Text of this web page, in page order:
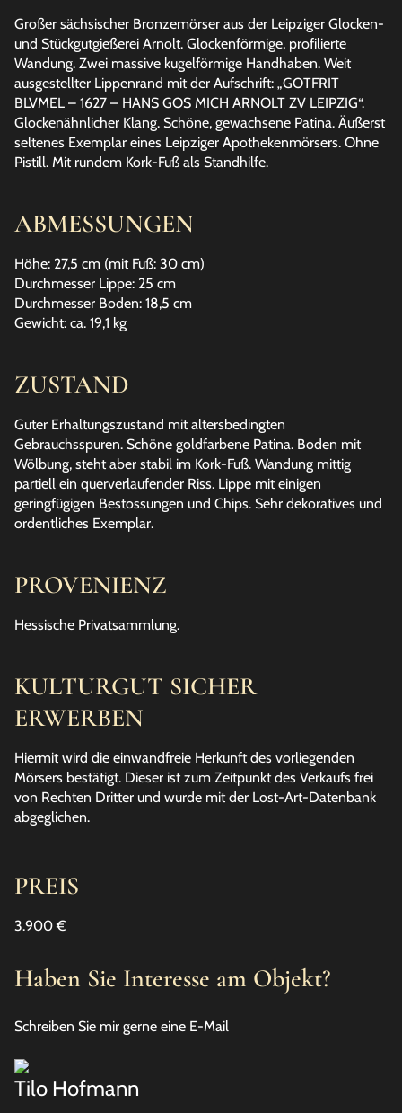
Großer sächsischer Bronzemörser aus der Leipziger Glocken-
und Stückgutgießerei Arnolt. Glockenförmige, profilierte
Wandung. Zwei massive kugelförmige Handhaben. Weit
ausgestellter Lippenrand mit der Aufschrift: „GOTFRIT
BLVMEL – 1627 – HANS GOS MICH ARNOLT ZV LEIPZIG“.
Glockenähnlicher Klang. Schöne, gewachsene Patina. Äußerst
seltenes Exemplar eines Leipziger Apothekenmörsers. Ohne
Pistill. Mit rundem Kork-Fuß als Standhilfe.
ABMESSUNGEN
Höhe: 27,5 cm (mit Fuß: 30 cm)
Durchmesser Lippe: 25 cm
Durchmesser Boden: 18,5 cm
Gewicht: ca. 19,1 kg
ZUSTAND
Guter Erhaltungszustand mit altersbedingten
Gebrauchsspuren. Schöne goldfarbene Patina. Boden mit
Wölbung, steht aber stabil im Kork-Fuß. Wandung mittig
partiell ein querverlaufender Riss. Lippe mit einigen
geringfügigen Bestossungen und Chips. Sehr dekoratives und
ordentliches Exemplar.
PROVENIENZ
Hessische Privatsammlung.
KULTURGUT SICHER
ERWERBEN
Hiermit wird die einwandfreie Herkunft des vorliegenden
Mörsers bestätigt. Dieser ist zum Zeitpunkt des Verkaufs frei
von Rechten Dritter und wurde mit der Lost-Art-Datenbank
abgeglichen.
PREIS
3.900 €
Haben Sie Interesse am Objekt?
Schreiben Sie mir gerne eine E-Mail
Tilo Hofmann